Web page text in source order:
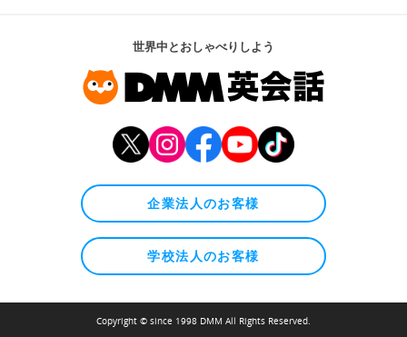
世界中とおしゃべりしよう
企業法人のお客様
学校法人のお客様
Copyright © since 1998 DMM All Rights Reserved.